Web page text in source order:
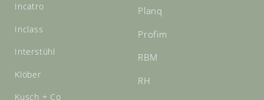
Incatro
Inclass
Interstühl
Klöber
Kusch + Co
Planq
Profim
RBM
RH